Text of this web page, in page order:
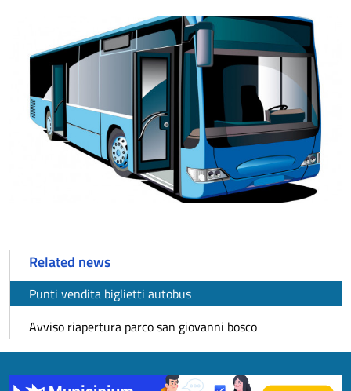
Related news
Punti vendita biglietti autobus
Avviso riapertura parco san giovanni bosco